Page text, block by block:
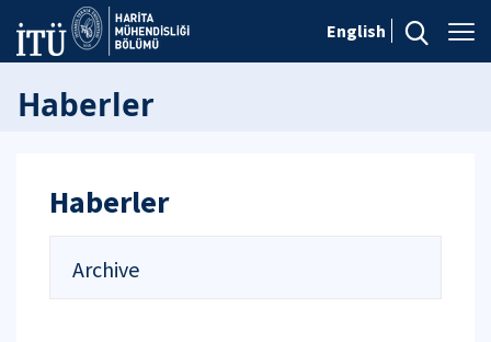
English
Haberler
Haberler
Archive